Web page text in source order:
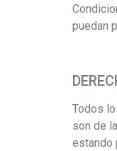
puedan
Todos
son de
estando